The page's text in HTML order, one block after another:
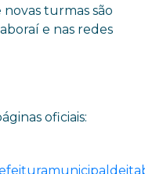
turmas são
e nas redes
oficiais: